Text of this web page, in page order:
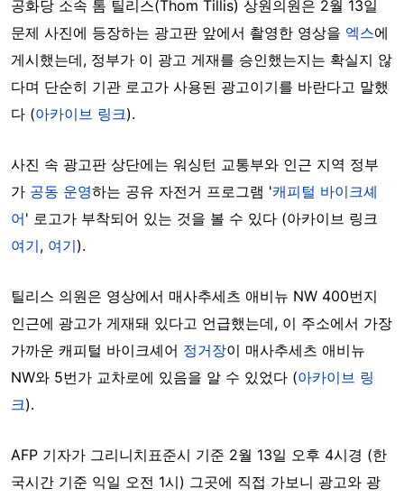
공화당 소속 톰 틸리스(Thom Tillis) 상원의원은 2월 13일
문제 사진에 등장하는 광고판 앞에서 촬영한 영상을 엑스에
게시했는데, 정부가 이 광고 게재를 승인했는지는 확실지 않
다며 단순히 기관 로고가 사용된 광고이기를 바란다고 말했
다 (아카이브 링크).
사진 속 광고판 상단에는 워싱턴 교통부와 인근 지역 정부
가 공동 운영하는 공유 자전거 프로그램 '캐피털 바이크셰
어' 로고가 부착되어 있는 것을 볼 수 있다 (아카이브 링크
여기, 여기).
틸리스 의원은 영상에서 매사추세츠 애비뉴 NW 400번지
인근에 광고가 게재돼 있다고 언급했는데, 이 주소에서 가장
가까운 캐피털 바이크셰어 정거장이 매사추세츠 애비뉴
NW와 5번가 교차로에 있음을 알 수 있었다 (아카이브 링
크).
AFP 기자가 그리니치표준시 기준 2월 13일 오후 4시경 (한
국시간 기준 익일 오전 1시) 그곳에 직접 가보니 광고와 광